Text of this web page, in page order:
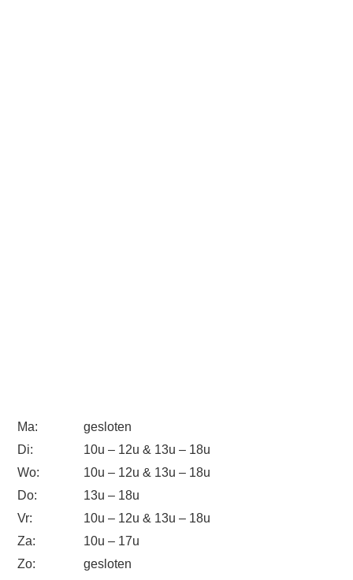
Ma:
gesloten
Di:
10u – 12u & 13u – 18u
Wo:
10u – 12u & 13u – 18u
Do:
13u – 18u
Vr:
10u – 12u & 13u – 18u
Za:
10u – 17u
Zo:
gesloten